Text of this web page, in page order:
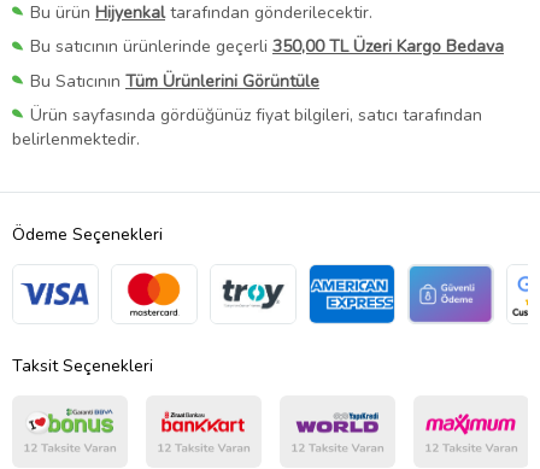
Bu ürün Hijyenkaltarafından gönderilecektir.
Bu satıcının ürünlerinde geçerli 350,00 TL Üzeri Kargo Bedava
Bu Satıcının Tüm Ürünlerini Görüntüle
Ürün sayfasında gördüğünüz fiyat bilgileri, satıcı tarafından
belirlenmektedir.
Ödeme Seçenekleri
Taksit Seçenekleri